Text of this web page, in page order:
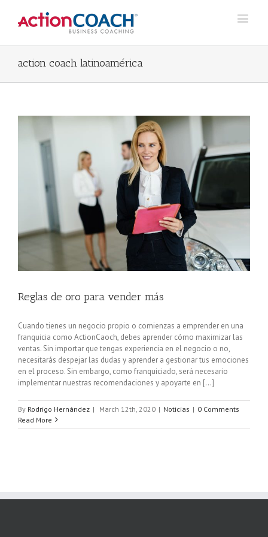
action coach latinoamérica
Reglas de oro para vender más
Cuando tienes un negocio propio o comienzas a emprender en una
franquicia como ActionCaoch, debes aprender cómo maximizar las
ventas. Sin importar que tengas experiencia en el negocio o no,
necesitarás despejar las dudas y aprender a gestionar tus emociones
en el proceso. Sin embargo, como franquiciado, será necesario
implementar nuestras recomendaciones y apoyarte en [...]
By Rodrigo Hernández | March 12th, 2020 | Noticias | 0 Comments
Read More